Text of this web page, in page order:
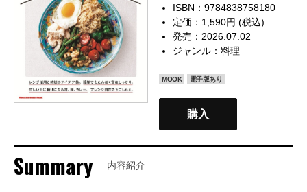
ISBN：9784838758180
定価：1,590円 (税込)
発売：2026.07.02
ジャンル：料理
MOOK 電子版あり
購入
Summary 内容紹介